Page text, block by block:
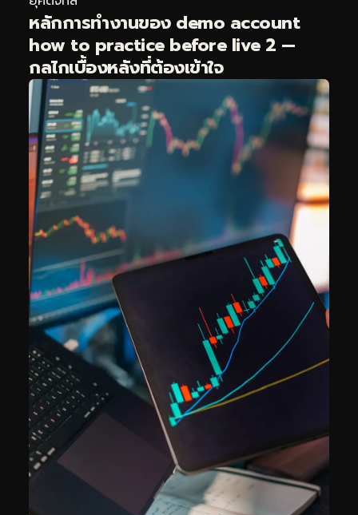
หลักการทำงานของ demo account
how to practice before live 2 —
กลไกเบื้องหลังที่ต้องเข้าใจ